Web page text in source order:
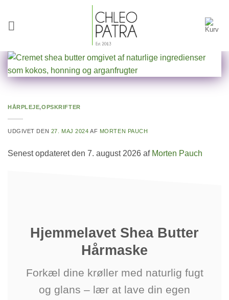
indhold
HÅRPLEJE,OPSKRIFTER
UDGIVET DEN 27. MAJ 2024 AF MORTEN PAUCH
Senest opdateret den 7. august 2026 af Morten Pauch
Hjemmelavet Shea Butter
Hårmaske
Forkæl dine krøller med naturlig fugt
og glans – lær at lave din egen